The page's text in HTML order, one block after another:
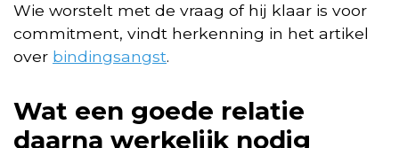
Wie worstelt met de vraag of hij klaar is voor
commitment, vindt herkenning in het artikel
over bindingsangst.
Wat een goede relatie
daarna werkelijk nodig